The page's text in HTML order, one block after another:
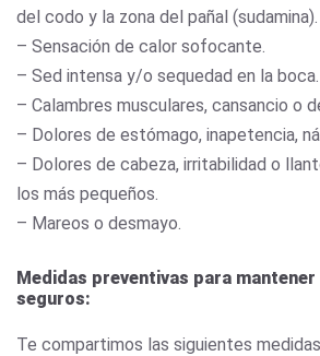
del codo y la zona del pañal (sudamina).
– Sensación de calor sofocante.
– Sed intensa y/o sequedad en la boca.
– Calambres musculares, cansancio o
– Dolores de estómago, inapetencia,
– Dolores de cabeza, irritabilidad o
los más pequeños.
– Mareos o desmayo.
Medidas preventivas para mantener
seguros:
Te compartimos las siguientes